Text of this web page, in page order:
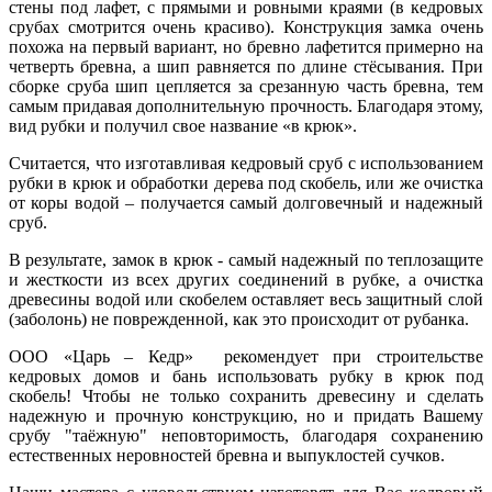
стены под лафет, с прямыми и ровными краями (в кедровых
срубах смотрится очень красиво). Конструкция замка очень
похожа на первый вариант, но бревно лафетится примерно на
четверть бревна, а шип равняется по длине стёсывания. При
сборке сруба шип цепляется за срезанную часть бревна, тем
самым придавая дополнительную прочность. Благодаря этому,
вид рубки и получил свое название «в крюк».
Считается, что изготавливая кедровый сруб с использованием
рубки в крюк и обработки дерева под скобель, или же очистка
от коры водой – получается самый долговечный и надежный
сруб.
В результате, замок в крюк - самый надежный по теплозащите
и жесткости из всех других соединений в рубке, а очистка
древесины водой или скобелем оставляет весь защитный слой
(заболонь) не поврежденной, как это происходит от рубанка.
ООО «Царь – Кедр» рекомендует при строительстве
кедровых домов и бань использовать рубку в крюк под
скобель! Чтобы не только сохранить древесину и сделать
надежную и прочную конструкцию, но и придать Вашему
срубу "таёжную" неповторимость, благодаря сохранению
естественных неровностей бревна и выпуклостей сучков.